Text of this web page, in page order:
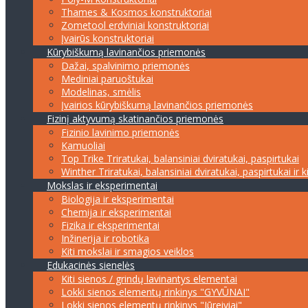
Thames & Kosmos konstruktoriai
Zometool erdviniai konstruktoriai
Įvairūs konstruktoriai
Kūrybiškumą lavinančios priemonės
Dažai, spalvinimo priemonės
Mediniai paruoštukai
Modelinas, smėlis
Įvairios kūrybiškumą lavinančios priemonės
Fizinį aktyvumą skatinančios priemonės
Fizinio lavinimo priemonės
Kamuoliai
Top Trike Triratukai, balansiniai dviratukai, paspirtukai
Winther Triratukai, balansiniai dviratukai, paspirtukai ir
Mokslas ir eksperimentai
Biologija ir eksperimentai
Chemija ir eksperimentai
Fizika ir eksperimentai
Inžinerija ir robotika
Kiti mokslai ir smagios veiklos
Edukacinės sienelės
Kiti sienos / grindų lavinantys elementai
Lokki sienos elementų rinkinys "GYVŪNAI"
Lokki sienos elementų rinkinys "Jūreiviai"